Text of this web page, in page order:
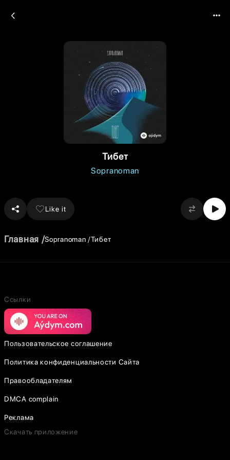
Тибет
Sopranoman
Like it
Главная Sopranoman Тибет
Ссылки
Пользовательское соглашение
Политика конфиденциальности Сайта
Правообладателям
DMCA complain
Реклама
Скачать приложение